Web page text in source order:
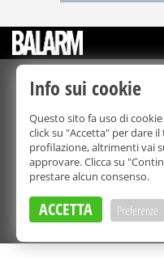
Bmedia Srl
La riproduzione totale o
forma, su
Balarm.it è una testata
Tribunale di
Direttore
Privacy
Info sui cookie
Questo sito fa uso di
click su "Accetta" per dare
profilazione, altrimenti vai
approvare. Clicca su
prestare alcun consenso.
ACCETTA Preferenze